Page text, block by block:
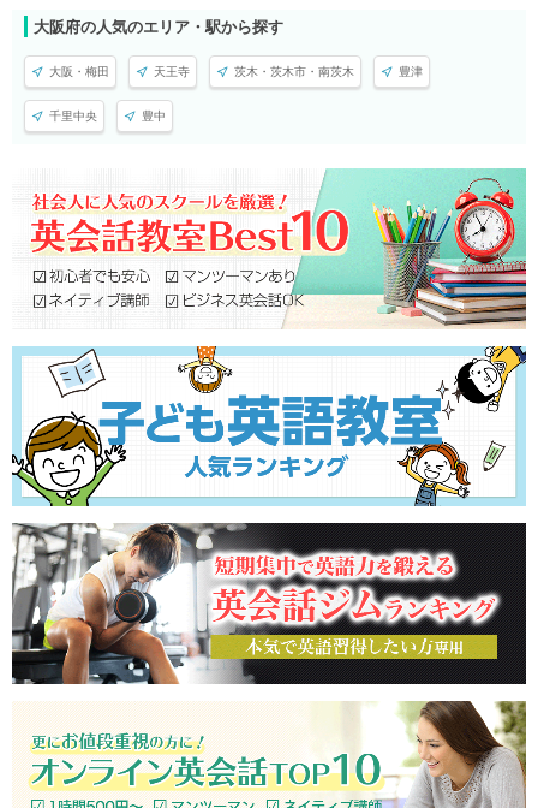
大阪府の人気のエリア・駅から探す
大阪・梅田 天王寺 茨木・茨木市・南茨木 豊津
千里中央 豊中